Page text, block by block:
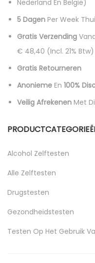
Nederland En België)
5 Dagen Per Week
Gratis Verzending
€ 48,40 (incl. 21% Btw)
Gratis Retourneren
Anonieme En 100%
Veilig Afrekenen Met
Alcohol Zelftesten
Alle Zelftesten
Drugstesten
Gezondheidstesten
Testen Op Het Gebruik